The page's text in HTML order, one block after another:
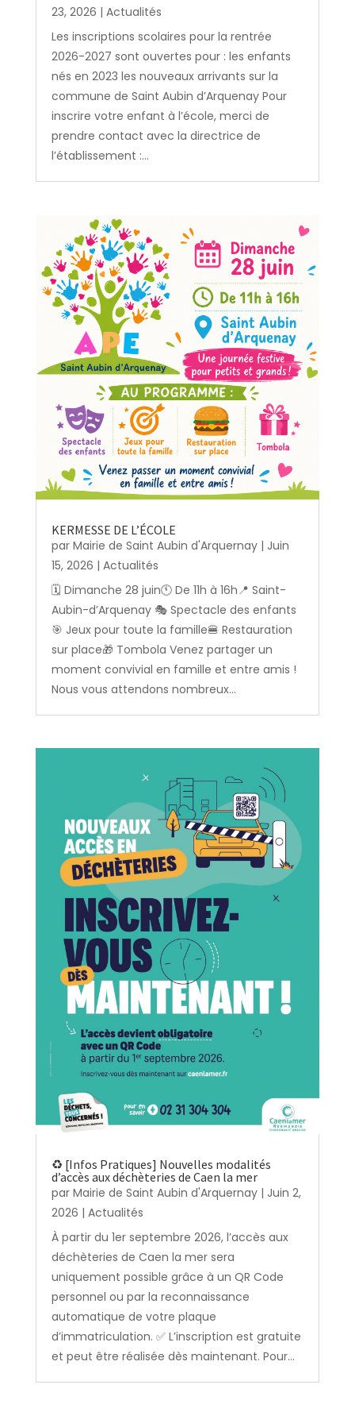
23, 2026 | Actualités
Les inscriptions scolaires pour la rentrée
2026-2027 sont ouvertes pour : les enfants
nés en 2023 les nouveaux arrivants sur la
commune de Saint Aubin d’Arquenay Pour
inscrire votre enfant à l’école, merci de
prendre contact avec la directrice de
l’établissement :...
KERMESSE DE L’ÉCOLE
par Mairie de Saint Aubin d'Arquernay| Juin
15, 2026 | Actualités
🗓️ Dimanche 28 juin🕚 De 11h à 16h📍 Saint-
Aubin-d’Arquenay 🎭 Spectacle des enfants
🎯 Jeux pour toute la famille🍔 Restauration
sur place🎁 Tombola Venez partager un
moment convivial en famille et entre amis !
Nous vous attendons nombreux...
♻️ [Infos Pratiques] Nouvelles modalités
d’accès aux déchèteries de Caen la mer
par Mairie de Saint Aubin d'Arquernay| Juin 2,
2026 | Actualités
À partir du 1er septembre 2026, l’accès aux
déchèteries de Caen la mer sera
uniquement possible grâce à un QR Code
personnel ou par la reconnaissance
automatique de votre plaque
d’immatriculation. ✅ L’inscription est gratuite
et peut être réalisée dès maintenant. Pour...